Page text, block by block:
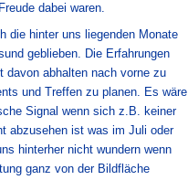
dabei waren.
die hinter uns liegenden Monate
geblieben. Die Erfahrungen
davon abhalten nach vorne zu
und Treffen zu planen. Es wäre
Signal wenn sich z.B. keiner
abzusehen ist was im Juli oder
hinterher nicht wundern wenn
ganz von der Bildfläche